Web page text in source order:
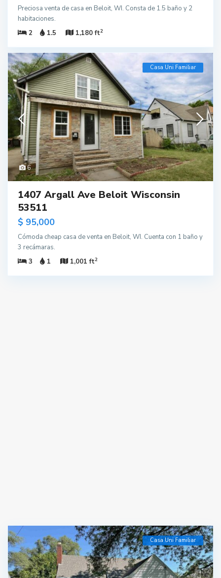
Preciosa venta de casa en Beloit, WI. Consta de 1.5 baño y 2
habitaciones.
2
1.5 1,180 ft2
6
Casa Uni Familiar
1407 Argall Ave Beloit Wisconsin
53511
$ 95,000
Cómoda cheap casa de venta en Beloit, WI. Cuenta con 1 baño y
3 recámaras.
3
1 1,001 ft2
Casa Uni Familiar